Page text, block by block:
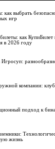
как выбрать
игр
как
в 2026 году
компании:
подход к
жизнь